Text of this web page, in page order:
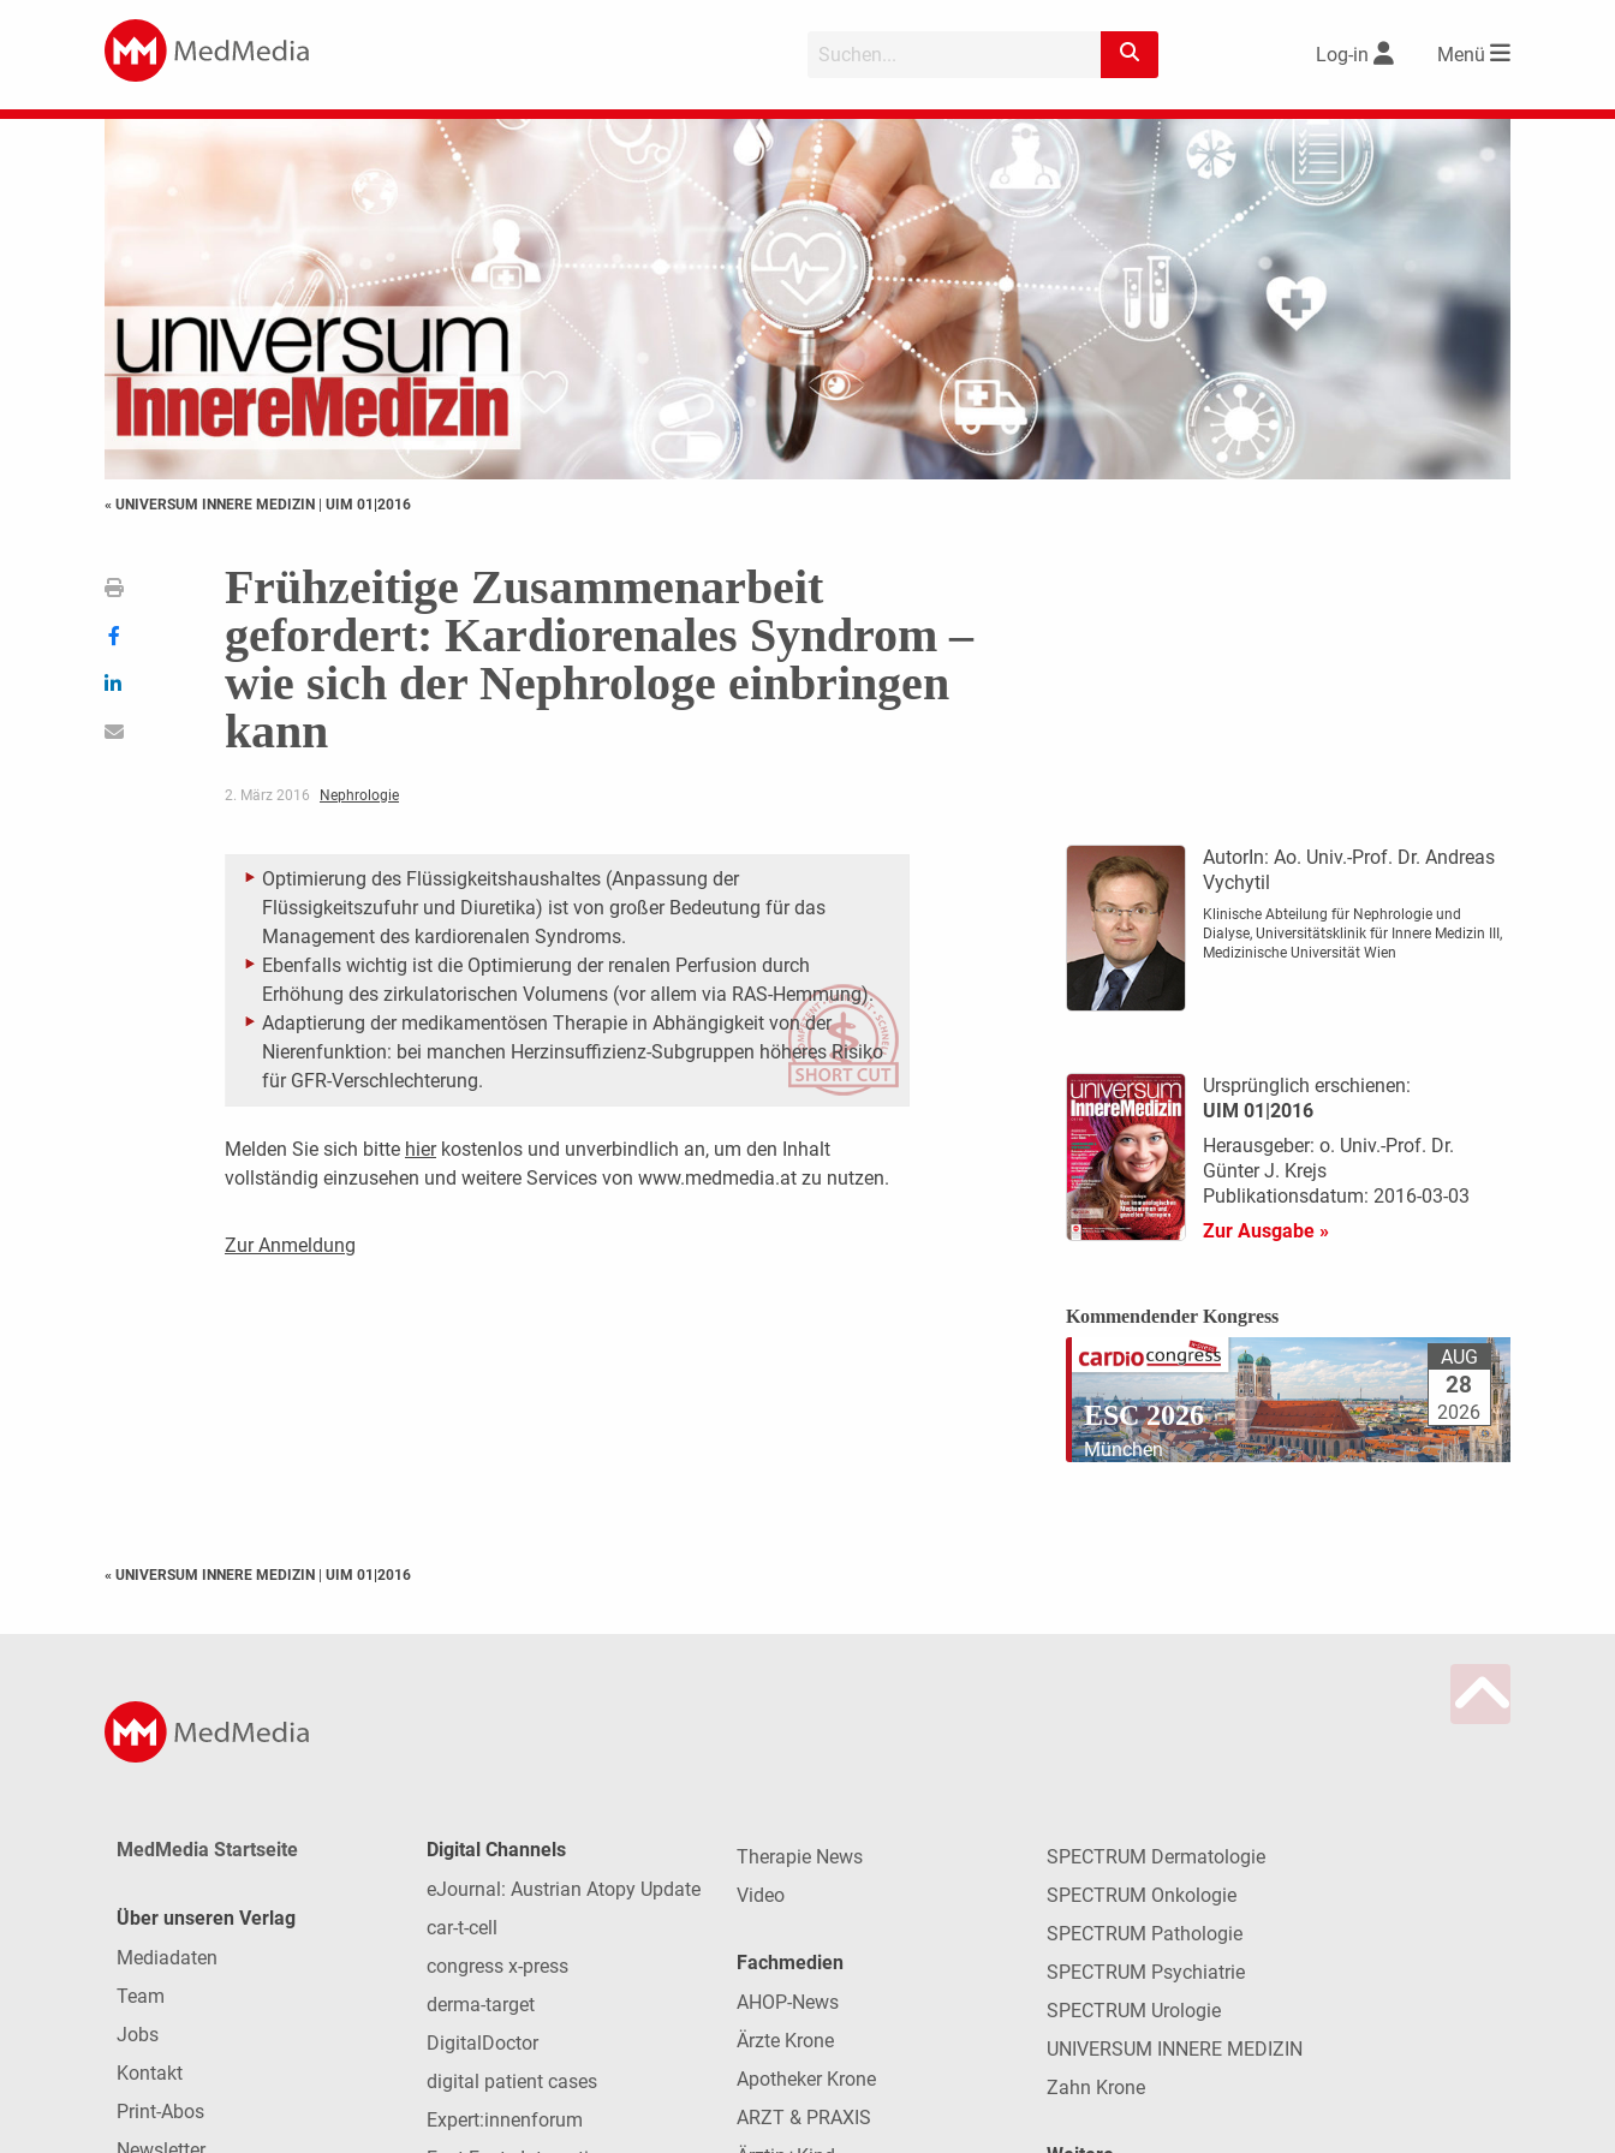
Log-in Menü
« UNIVERSUM INNERE MEDIZIN | UIM 01|2016
Frühzeitige Zusammenarbeit
gefordert: Kardiorenales Syndrom –
wie sich der Nephrologe einbringen
kann
2. März 2016 Nephrologie
Optimierung des Flüssigkeitshaushaltes (Anpassung der
Flüssigkeitszufuhr und Diuretika) ist von großer Bedeutung für das
Management des kardiorenalen Syndroms.
Ebenfalls wichtig ist die Optimierung der renalen Perfusion durch
Erhöhung des zirkulatorischen Volumens (vor allem via RAS-Hemmung).
Adaptierung der medikamentösen Therapie in Abhängigkeit von der
Nierenfunktion: bei manchen Herzinsuffizienz-Subgruppen höheres Risiko
für GFR-Verschlechterung.
Melden Sie sich bitte hierkostenlos und unverbindlich an, um den Inhalt
vollständig einzusehen und weitere Services von www.medmedia.at zu nutzen.
Zur Anmeldung
AutorIn: Ao. Univ.-Prof. Dr. Andreas
Vychytil
Klinische Abteilung für Nephrologie und
Dialyse, Universitätsklinik für Innere Medizin III,
Medizinische Universität Wien
Ursprünglich erschienen:
UIM 01|2016
Herausgeber: o. Univ.-Prof. Dr.
Günter J. Krejs
Publikationsdatum: 2016-03-03
Zur Ausgabe »
Kommendender Kongress
ESC 2026
München
AUG
28
2026
« UNIVERSUM INNERE MEDIZIN | UIM 01|2016
MedMedia Startseite
Über unseren Verlag
Mediadaten
Team
Jobs
Kontakt
Print-Abos
Digital Channels
eJournal: Austrian Atopy Update
car-t-cell
congress x-press
derma-target
DigitalDoctor
digital patient cases
Expert:innenforum
Therapie News
Video
Fachmedien
AHOP-News
Ärzte Krone
Apotheker Krone
ARZT & PRAXIS
SPECTRUM Dermatologie
SPECTRUM Onkologie
SPECTRUM Pathologie
SPECTRUM Psychiatrie
SPECTRUM Urologie
UNIVERSUM INNERE MEDIZIN
Zahn Krone